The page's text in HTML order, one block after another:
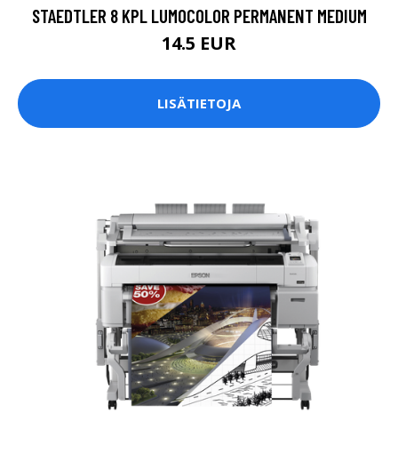
STAEDTLER 8 KPL LUMOCOLOR PERMANENT MEDIUM
14.5 EUR
LISÄTIETOJA